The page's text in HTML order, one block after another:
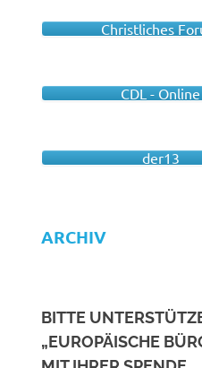
Christliches
CDL - Online
der13
ARCHIV
BITTE
„EUROPÄISCHE